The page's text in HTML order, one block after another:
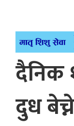
दैनिक
दुध